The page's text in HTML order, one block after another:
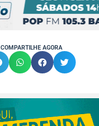
COMPARTILHE AGORA